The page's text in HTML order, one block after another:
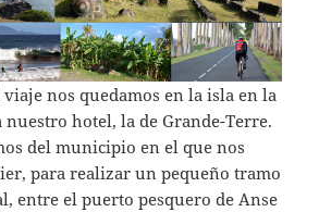
nos quedamos en la isla en la
nuestro hotel, la de Grande-Terre.
del municipio en el que nos
para realizar un pequeño tramo
entre el puerto pesquero de Anse